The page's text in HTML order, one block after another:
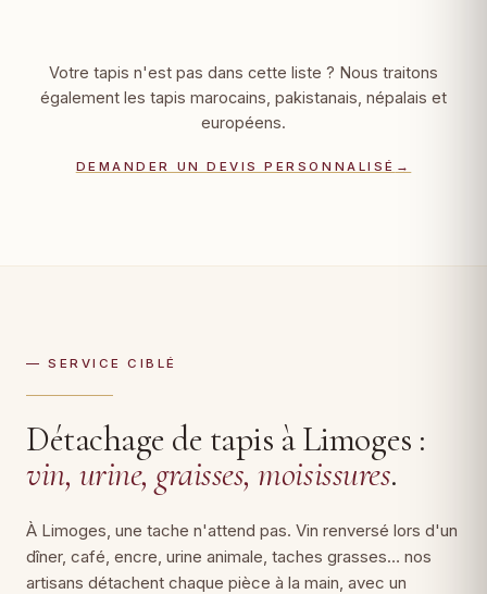
Votre tapis n'est pas dans cette liste ? Nous traitons
également les tapis marocains, pakistanais, népalais et
européens.
DEMANDER UN DEVIS PERSONNALISÉ →
— SERVICE CIBLÉ
Détachage de tapis à Limoges :
vin, urine, graisses, moisissures.
À Limoges, une tache n'attend pas. Vin renversé lors d'un
dîner, café, encre, urine animale, taches grasses… nos
artisans détachent chaque pièce à la main, avec un